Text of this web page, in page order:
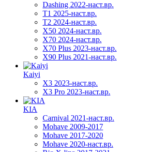
Dashing 2022-наст.вр.
T1 2025-наст.вр.
T2 2024-наст.вр.
X50 2024-наст.вр.
X70 2024-наст.вр.
X70 Plus 2023-наст.вр.
X90 Plus 2021-наст.вр.
Kaiyi
X3 2023-наст.вр.
X3 Pro 2023-наст.вр.
KIA
Carnival 2021-наст.вр.
Mohave 2009-2017
Mohave 2017-2020
Mohave 2020-наст.вр.